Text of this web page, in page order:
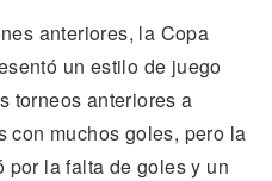
anteriores, la Copa
un estilo de juego
torneos anteriores a
con muchos goles, pero la
la falta de goles y un